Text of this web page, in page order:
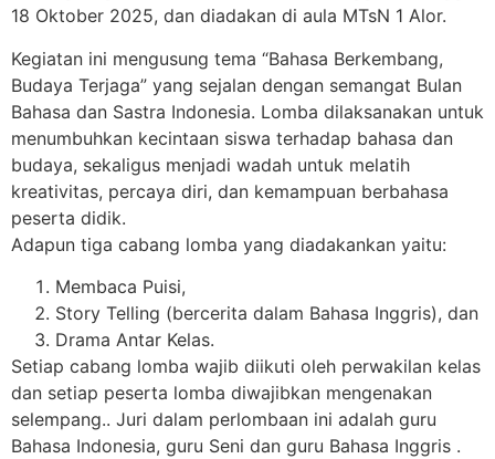
18 Oktober 2025, dan diadakan di aula MTsN 1 Alor.
Kegiatan ini mengusung tema “Bahasa Berkembang,
Budaya Terjaga” yang sejalan dengan semangat Bulan
Bahasa dan Sastra Indonesia. Lomba dilaksanakan untuk
menumbuhkan kecintaan siswa terhadap bahasa dan
budaya, sekaligus menjadi wadah untuk melatih
kreativitas, percaya diri, dan kemampuan berbahasa
peserta didik.
Adapun tiga cabang lomba yang diadakankan yaitu:
Membaca Puisi,
Story Telling (bercerita dalam Bahasa Inggris), dan
Drama Antar Kelas.
Setiap cabang lomba wajib diikuti oleh perwakilan kelas
dan setiap peserta lomba diwajibkan mengenakan
selempang.. Juri dalam perlombaan ini adalah guru
Bahasa Indonesia, guru Seni dan guru Bahasa Inggris .